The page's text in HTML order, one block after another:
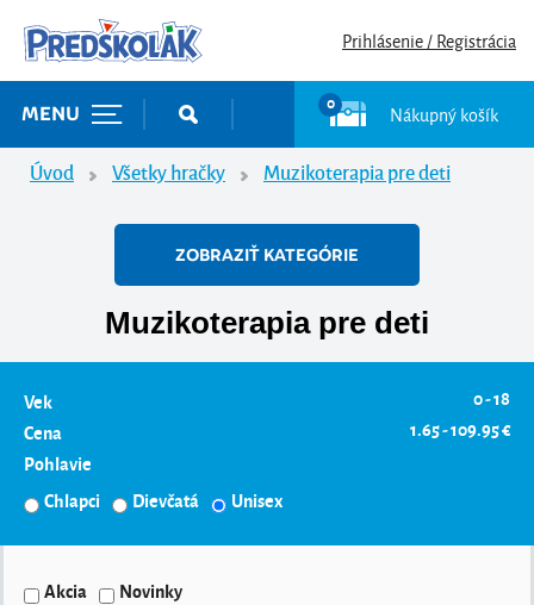
Prihlásenie / Registrácia
MENU 0 Nákupný košík
Úvod Všetky hračky Muzikoterapia pre deti
ZOBRAZIŤ KATEGÓRIE
Muzikoterapia pre deti
Vek
0 - 18
Cena
1.65 - 109.95 €
Pohlavie
Chlapci
Dievčatá Unisex
Akcia Novinky